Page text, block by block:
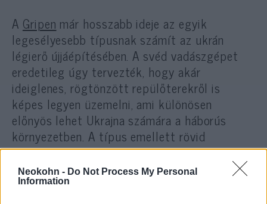
Neokohn - Do Not Process My Personal
Information
A Gripen már hosszabb ideje az egyik
legesélyesebb típusnak számít az ukrán
légierő újjáépítésében. A svéd vadászgépet
eredetileg úgy tervezték, hogy akár
ideiglenes, rögtönzött repülőterekről is
képes legyen üzemelni, ami különösen
előnyös lehet Ukrajna számára a háborús
környezetben. A típus emellett rövid
kifutópályán is hatékonyan működik, és
karbantartási igénye is alacsonyabb számos
nyugati vadászgéphez képest.